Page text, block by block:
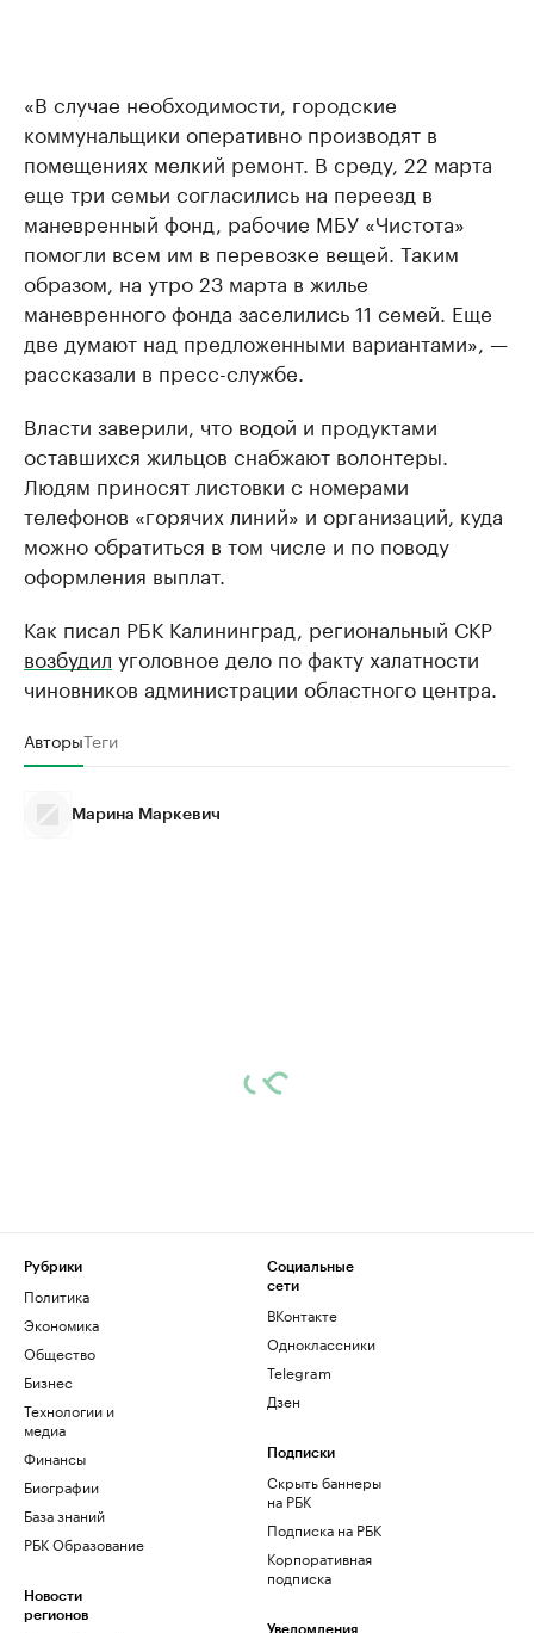
«В случае необходимости, городские
коммунальщики оперативно производят в
помещениях мелкий ремонт. В среду, 22 марта
еще три семьи согласились на переезд в
маневренный фонд, рабочие МБУ «Чистота»
помогли всем им в перевозке вещей. Таким
образом, на утро 23 марта в жилье
маневренного фонда заселились 11 семей. Еще
две думают над предложенными вариантами», —
рассказали в пресс-службе.
Власти заверили, что водой и продуктами
оставшихся жильцов снабжают волонтеры.
Людям приносят листовки с номерами
телефонов «горячих линий» и организаций, куда
можно обратиться в том числе и по поводу
оформления выплат.
Как писал РБК Калининград, региональный СКР
возбудил уголовное дело по факту халатности
чиновников администрации областного центра.
АвторыТеги
Марина Маркевич
Рубрики
Политика
Экономика
Общество
Бизнес
Технологии и
медиа
Финансы
Биографии
База знаний
РБК Образование
Новости
регионов
Социальные
сети
ВКонтакте
Одноклассники
Telegram
Дзен
Подписки
Скрыть баннеры
на РБК
Подписка на РБК
Корпоративная
подписка
Уведомления